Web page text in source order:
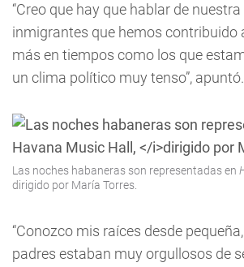
“Creo que hay que hablar de
inmigrantes que hemos contribuido
más en tiempos como los que
un clima político muy tenso”, apuntó.
Las noches habaneras son representadas en
dirigido por María Torres.
“Conozco mis raíces desde
padres estaban muy orgullosos de